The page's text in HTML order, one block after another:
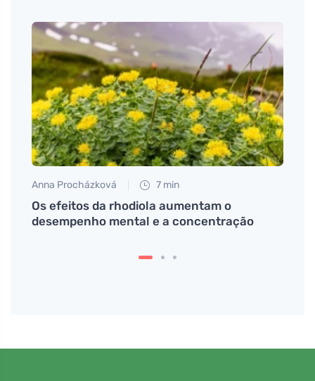
Anna Procházková 7 min
Os efeitos da rhodiola aumentam o
desempenho mental e a concentração